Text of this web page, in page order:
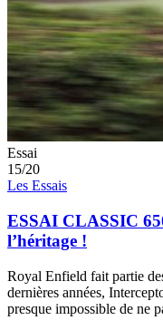
Essai
15/20
Les Essais
ESSAI CLASSIC
l’héritage !
Royal Enfield fait partie
dernières années,
presque impossible de ne